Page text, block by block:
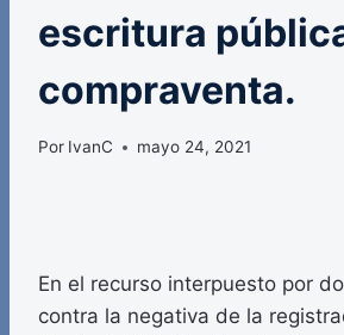
escritura
compraventa.
Por IvanC mayo 24, 2021
En el recurso interpuesto por
contra la negativa de la